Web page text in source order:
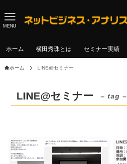
MENU
ホーム 横田秀珠とは セミナー実績
ホーム LINE@セミナー
LINE@セミナー – tag –